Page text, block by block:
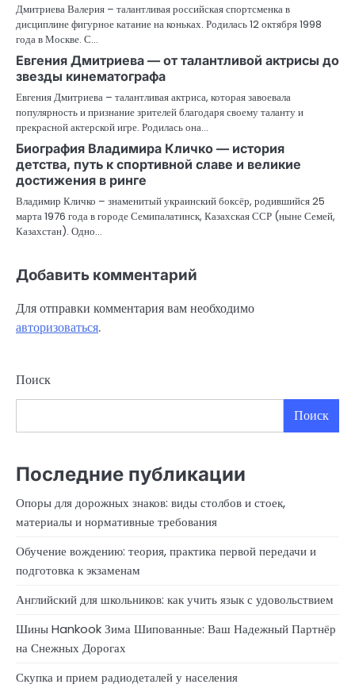
Дмитриева Валерия – талантливая российская спортсменка в
дисциплине фигурное катание на коньках. Родилась 12 октября 1998
года в Москве. С…
Евгения Дмитриева — от талантливой актрисы до
звезды кинематографа
Евгения Дмитриева – талантливая актриса, которая завоевала
популярность и признание зрителей благодаря своему таланту и
прекрасной актерской игре. Родилась она…
Биография Владимира Кличко — история
детства, путь к спортивной славе и великие
достижения в ринге
Владимир Кличко – знаменитый украинский боксёр, родившийся 25
марта 1976 года в городе Семипалатинск, Казахская ССР (ныне Семей,
Казахстан). Одно…
Добавить комментарий
Для отправки комментария вам необходимо
авторизоваться.
Поиск
Поиск
Последние публикации
Опоры для дорожных знаков: виды столбов и стоек,
материалы и нормативные требования
Обучение вождению: теория, практика первой передачи и
подготовка к экзаменам
Английский для школьников: как учить язык с удовольствием
Шины Hankook Зима Шипованные: Ваш Надежный Партнёр
на Снежных Дорогах
Скупка и прием радиодеталей у населения